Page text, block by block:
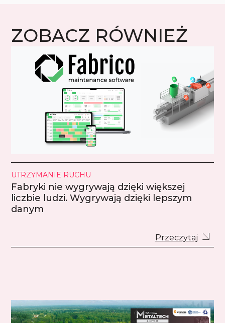
ZOBACZ RÓWNIEŻ
UTRZYMANIE RUCHU
Fabryki nie wygrywają dzięki większej
liczbie ludzi. Wygrywają dzięki lepszym
danym
Przeczytaj